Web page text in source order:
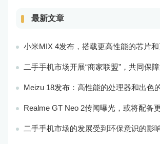
最新文章
小米MIX 4发布，搭载更高性能的芯片和更出色的相
二手手机市场开展“商家联盟”，共同保障消费
Meizu 18发布：高性能的处理器和出色的相机
Realme GT Neo 2传闻曝光，或将配备更为出色的处理器和实
二手手机市场的发展受到环保意识的影响，成为可持续消费的重要